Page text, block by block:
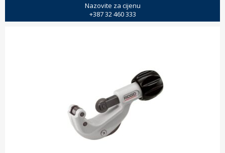
Nazovite za cijenu
+387 32 460 333